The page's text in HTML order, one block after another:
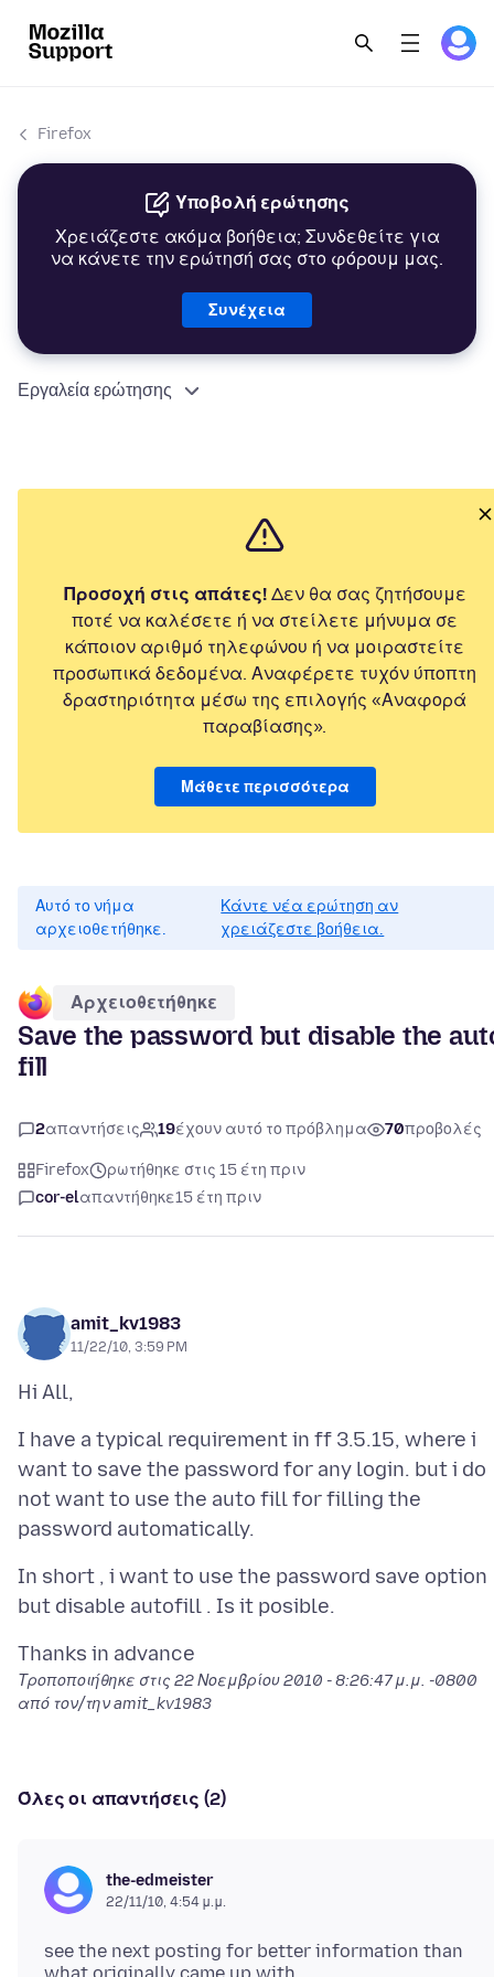
Firefox
Υποβολή ερώτησης
Χρειάζεστε ακόμα βοήθεια; Συνδεθείτε για
να κάνετε την ερώτησή σας στο φόρουμ μας.
Συνέχεια
Εργαλεία ερώτησης
Προσοχή στις απάτες!Δεν θα σας ζητήσουμε
ποτέ να καλέσετε ή να στείλετε μήνυμα σε
κάποιον αριθμό τηλεφώνου ή να μοιραστείτε
προσωπικά δεδομένα. Αναφέρετε τυχόν ύποπτη
δραστηριότητα μέσω της επιλογής «Αναφορά
παραβίασης».
Μάθετε περισσότερα
Αυτό το νήμα
αρχειοθετήθηκε.
Κάντε νέα ερώτηση αν
χρειάζεστε βοήθεια.
Αρχειοθετήθηκε
Save the password but disable the
fill
2απαντήσεις 19έχουν αυτό το πρόβλημα 70προβολές
Firefox
ρωτήθηκε στις 15 έτη πριν
cor-elαπαντήθηκε15 έτη πριν
amit_kv1983
11/22/10, 3:59 PM
I have a typical requirement in ff 3.5.15, where i
want to save the password for any login. but i do
not want to use the auto fill for filling the
In short , i want to use the password save option
Τροποποιήθηκε στις 22 Νοεμβρίου 2010 - 8:26:47 μ.μ. -0800
από τον/την amit_kv1983
Όλες οι απαντήσεις (2)
the-edmeister
22/11/10, 4:54 μ.μ.
see the next posting for better information than